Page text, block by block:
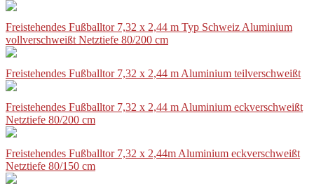
Freistehendes Fußballtor 7,32 x 2,44 m Typ Schweiz Aluminium
vollverschweißt Netztiefe 80/200 cm
Freistehendes Fußballtor 7,32 x 2,44 m Aluminium teilverschweißt
Freistehendes Fußballtor 7,32 x 2,44 m Aluminium eckverschweißt
Netztiefe 80/200 cm
Freistehendes Fußballtor 7,32 x 2,44m Aluminium eckverschweißt
Netztiefe 80/150 cm